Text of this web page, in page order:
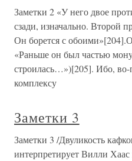
Заметки 2 «У него двое
сзади, изначально. Второй
Он борется с
«Раньше он был частью
строилась…»)[205]. Ибо, во-
комплексу
Заметки 3
Заметки 3 /Двуликость
интерпретирует Вилли Хаас